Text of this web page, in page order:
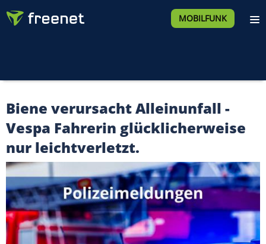
MOBILFUNK
Biene verursacht Alleinunfall -
Vespa Fahrerin glücklicherweise
nur leichtverletzt.